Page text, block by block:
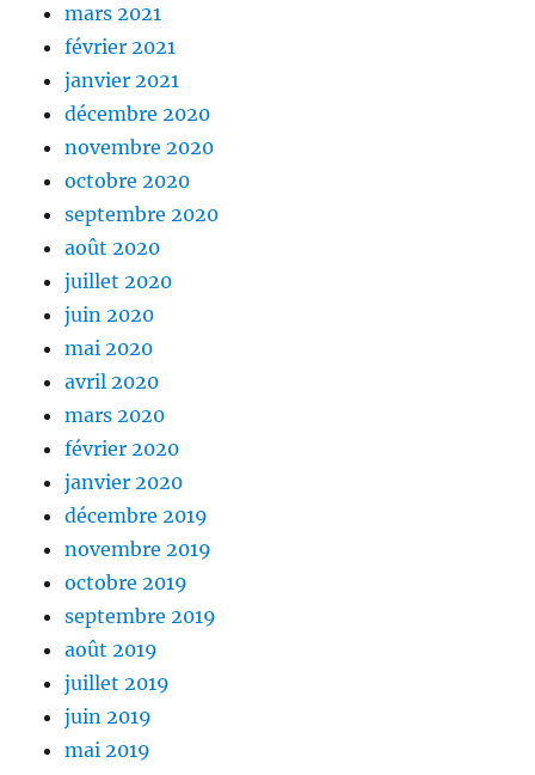
mars 2021
février 2021
janvier 2021
décembre 2020
novembre 2020
octobre 2020
septembre 2020
août 2020
juillet 2020
juin 2020
mai 2020
avril 2020
mars 2020
février 2020
janvier 2020
décembre 2019
novembre 2019
octobre 2019
septembre 2019
août 2019
juillet 2019
juin 2019
mai 2019